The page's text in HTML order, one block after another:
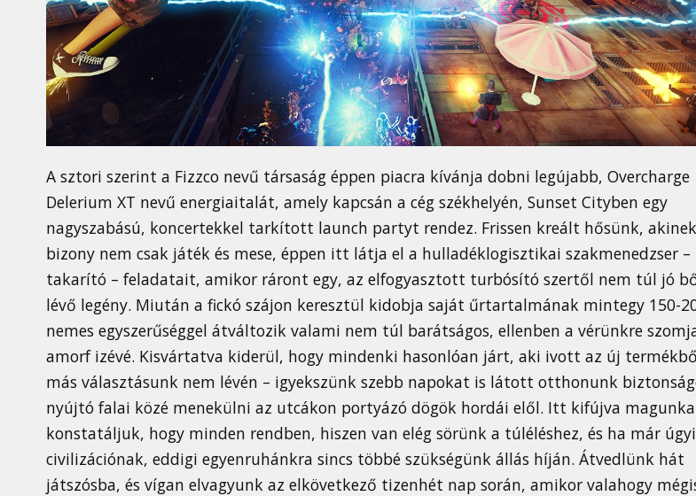
A sztori szerint a Fizzco nevű társaság éppen piacra kívánja dobni legújabb, Overcharge
Delerium XT nevű energiaitalát, amely kapcsán a cég székhelyén, Sunset Cityben egy
nagyszabású, koncertekkel tarkított launch partyt rendez. Frissen kreált hősünk,
bizony nem csak játék és mese, éppen itt látja el a hulladéklogisztikai szakmenedzser –
takarító – feladatait, amikor ráront egy, az elfogyasztott turbósító szertől nem túl jó
lévő legény. Miután a fickó szájon keresztül kidobja saját űrtartalmának mintegy 150-
nemes egyszerűséggel átváltozik valami nem túl barátságos, ellenben a vérünkre
amorf izévé. Kisvártatva kiderül, hogy mindenki hasonlóan járt, aki ivott az új
más választásunk nem lévén – igyekszünk szebb napokat is látott otthonunk
nyújtó falai közé menekülni az utcákon portyázó dögök hordái elől. Itt kifújva
konstatáljuk, hogy minden rendben, hiszen van elég sörünk a túléléshez, és ha már
civilizációnak, eddigi egyenruhánkra sincs többé szükségünk állás híján. Átvedlünk hát
játszósba, és vígan elvagyunk az elkövetkező tizenhét nap során, amikor valahogy